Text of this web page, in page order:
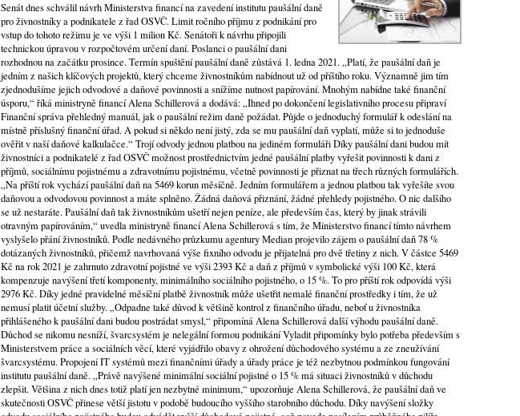
Senát dnes schválil návrh Ministerstva financí na zavedení institutu paušální daně
pro živnostníky a podnikatele z řad OSVČ. Limit ročního příjmu z podnikání pro
vstup do tohoto režimu je ve výši 1 milion Kč. Senátoři k návrhu připojili
technickou úpravou v rozpočtovém určení daní. Poslanci o paušální dani
rozhodnou na začátku prosince. Termín spuštění paušální daně zůstává 1. ledna 2021. „Platí, že paušální daň je
jedním z našich klíčových projektů, který chceme živnostníkům nabídnout už od příštího roku. Významně jim tím
zjednodušíme jejich odvodové a daňové povinnosti a snížíme nutnost papírování. Mnohým nabídne také finanční
úsporu,“ říká ministryně financí Alena Schillerová a dodává: „Ihned po dokončení legislativního procesu připraví
Finanční správa přehledný manuál, jak o paušální režim daně požádat. Půjde o jednoduchý formulář k odeslání na
místně příslušný finanční úřad. A pokud si někdo není jistý, zda se mu paušální daň vyplatí, může si to jednoduše
ověřit v naší daňové kalkulačce.“ Trojí odvody jednou platbou na jediném formuláři Díky paušální dani budou mít
živnostníci a podnikatelé z řad OSVČ možnost prostřednictvím jedné paušální platby vyřešit povinnosti k dani z
příjmů, sociálnímu pojistnému a zdravotnímu pojistnému, včetně povinnosti je přiznat na třech různých formulářích.
„Na příští rok vychází paušální daň na 5469 korun měsíčně. Jedním formulářem a jednou platbou tak vyřešíte svou
daňovou a odvodovou povinnost a máte splněno. Žádná daňová přiznání, žádné přehledy pojistného. O nic dalšího
se už nestaráte. Paušální daň tak živnostníkům ušetří nejen peníze, ale především čas, který by jinak strávili
otravným papírováním,“ uvedla ministryně financí Alena Schillerová s tím, že Ministerstvo financí tímto návrhem
vyslyšelo přání živnostníků. Podle nedávného průzkumu agentury Median projevilo zájem o paušální daň 78 %
dotázaných živnostníků, přičemž navrhovaná výše fixního odvodu je přijatelná pro dvě třetiny z nich. V částce 5469
Kč na rok 2021 je zahrnuto zdravotní pojistné ve výši 2393 Kč a daň z příjmů v symbolické výši 100 Kč, která
kompenzuje navýšení třetí komponenty, minimálního sociálního pojistného, o 15 %. To pro příští rok odpovídá výši
2976 Kč. Díky jedné pravidelné měsíční platbě živnostník může ušetřit nemalé finanční prostředky i tím, že už
nemusí platit účetní služby. „Odpadne také důvod k většině kontrol z finančního úřadu, neboť u živnostníka
přihlášeného k paušální dani budou postrádat smysl,“ připomíná Alena Schillerová další výhodu paušální daně.
Důchod se nikomu nesníží, švarcsystém je nelegální formou podnikání Vyladit připomínky bylo potřeba především s
Ministerstvem práce a sociálních věcí, které vyjádřilo obavy z ohrožení důchodového systému a ze zneužívání
švarcsystému. Propojení IT systémů mezi finančními úřady a úřady práce je též nezbytnou podmínkou fungování
institutu paušální daně. „Právě navýšené minimální sociální pojistné o 15 % má situaci živnostníků v důchodu
zlepšit. Většina z nich dnes totiž platí jen nezbytné minimum,“ upozorňuje Alena Schillerová, že paušální daň ve
skutečnosti OSVČ přinese větší jistotu v podobě budoucího vyššího starobního důchodu. Díky navýšení složky